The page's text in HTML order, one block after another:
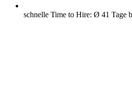
schnelle Time to Hire: Ø 41 Tage